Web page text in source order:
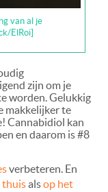
van al je
ElRoi]
zijn om je
worden. Gelukkig
makkelijker te
Cannabidiol kan
en daarom is #8
verbeteren. En
thuisalsop het